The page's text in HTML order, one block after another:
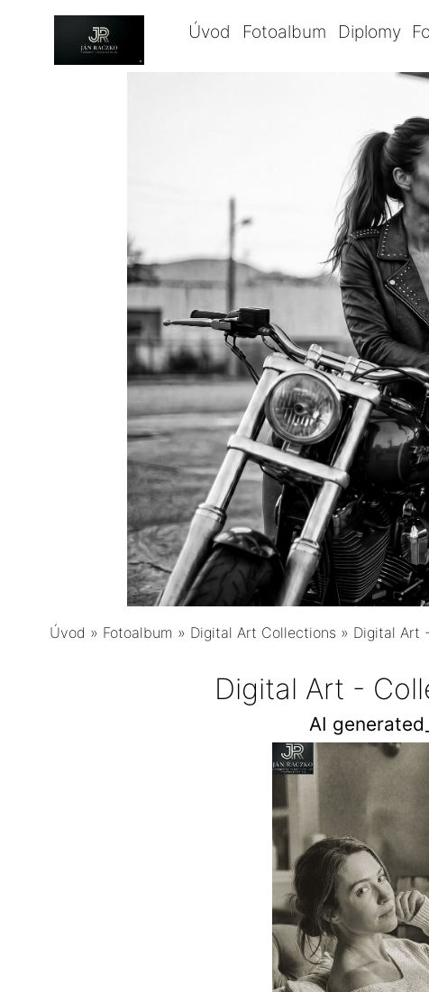
Úvod Fotoalbum Diplomy
Úvod » Fotoalbum » Digital Art Collections » Digital Art
Digital Art -
AI